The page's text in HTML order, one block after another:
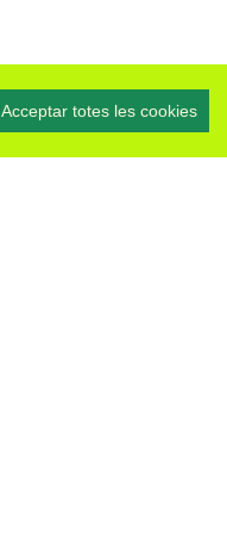
Acceptar totes les cookies